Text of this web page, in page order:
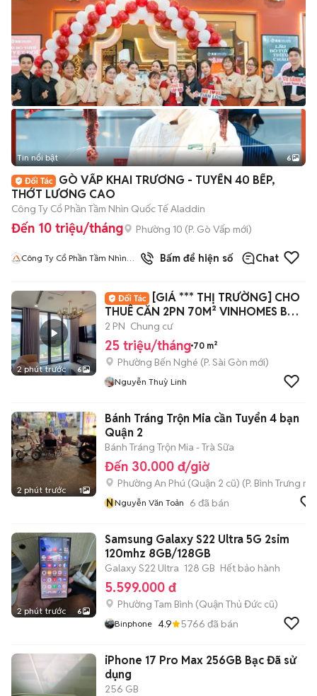
+2
Tin nổi bật 6
GÒ VẤP KHAI TRƯƠNG - TUYỂN 40 BẾP,
THỚT LƯƠNG CAO
Công Ty Cổ Phần Tầm Nhìn Quốc Tế Aladdin
Đến 10 triệu/tháng Phường 10 (P. Gò Vấp mới)
Công Ty Cổ Phần Tầm Nhìn
Bấm để hiện số Chat
2 phút trước 6
[GIÁ *** THỊ TRƯỜNG] CHO
THUÊ CĂN 2PN 70M² VINHOMES BA
SON FULL N
2 PN Chung cư
25 triệu/tháng 70 m²
Phường Bến Nghé (P. Sài Gòn mới)
Nguyễn Thuỳ Linh
2 phút trước 1
Bánh Tráng Trộn Mia cần Tuyển 4 bạn
Quận 2
Bánh Tráng Trộn Mia - Trà Sữa
Đến 30.000 đ/giờ
Phường An Phú (Quận 2 cũ) (P. Bình Trưng
NNguyễn Văn Toản 6 đã bán
2 phút trước 6
Samsung Galaxy S22 Ultra 5G 2sim
120mhz 8GB/128GB
Galaxy S22 Ultra 128 GB Hết bảo hành
5.599.000 đ
Phường Tam Bình (Quận Thủ Đức cũ)
Binphone 4.9 5766 đã bán
iPhone 17 Pro Max 256GB Bạc Đã sử
dụng
256 GB